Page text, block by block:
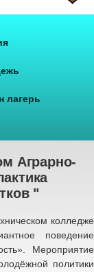
лагерь
Аграрно-
"
колледже
поведение
Мероприятие
политики